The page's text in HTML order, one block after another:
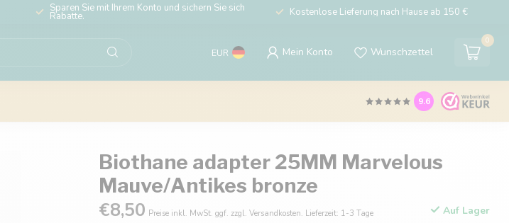
Sparen Sie mit Ihrem Konto und sichern Sie sich
Rabatte. Kostenlose Lieferung nach Hause ab 150 €
EUR Mein Konto Wunschzettel
0
9.6
Biothane adapter 25MM Marvelous
Mauve/Antikes bronze
€8,50 Preise inkl. MwSt. ggf. zzgl. Versandkosten. Lieferzeit: 1-3 Tage Auf Lager